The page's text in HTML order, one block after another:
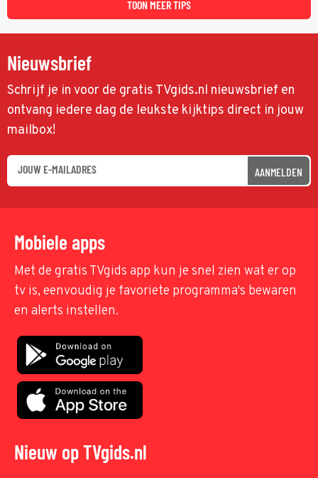
TOON MEER TIPS
Nieuwsbrief
Schrijf je in voor de gratis TVgids.nl nieuwsbrief en
ontvang iedere dag de leukste kijktips direct in jouw
mailbox!
AANMELDEN
Mobiele apps
Met de gratis TVgids app kun je snel zien wat er op
tv is, eenvoudig je favoriete programma's bewaren
en alerts instellen.
Nieuw op TVgids.nl